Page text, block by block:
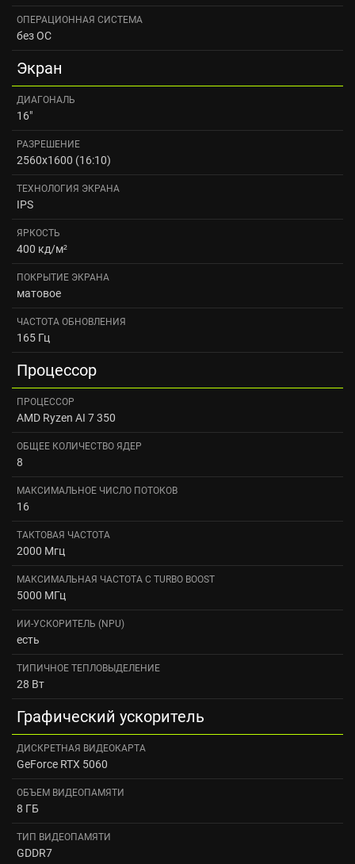
ОПЕРАЦИОННАЯ СИСТЕМА
без ОС
Экран
ДИАГОНАЛЬ
16"
РАЗРЕШЕНИЕ
2560x1600 (16:10)
ТЕХНОЛОГИЯ ЭКРАНА
IPS
ЯРКОСТЬ
400 кд/м²
ПОКРЫТИЕ ЭКРАНА
матовое
ЧАСТОТА ОБНОВЛЕНИЯ
165 Гц
Процессор
ПРОЦЕССОР
AMD Ryzen AI 7 350
ОБЩЕЕ КОЛИЧЕСТВО ЯДЕР
8
МАКСИМАЛЬНОЕ ЧИСЛО ПОТОКОВ
16
ТАКТОВАЯ ЧАСТОТА
2000 Мгц
МАКСИМАЛЬНАЯ ЧАСТОТА С TURBO BOOST
5000 МГц
ИИ-УСКОРИТЕЛЬ (NPU)
есть
ТИПИЧНОЕ ТЕПЛОВЫДЕЛЕНИЕ
28 Вт
Графический ускоритель
ДИСКРЕТНАЯ ВИДЕОКАРТА
GeForce RTX 5060
ОБЪЕМ ВИДЕОПАМЯТИ
8 ГБ
ТИП ВИДЕОПАМЯТИ
GDDR7